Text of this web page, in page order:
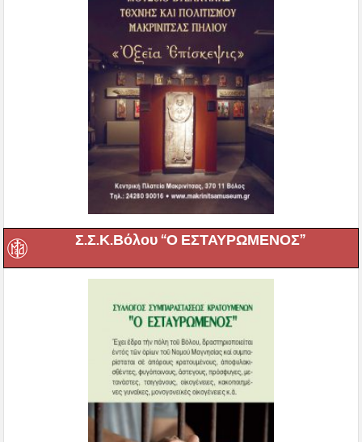
Σ.Σ.Κ.Βόλου “Ο ΕΣΤΑΥΡΩΜΕΝΟΣ”